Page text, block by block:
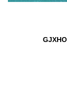
GJXH